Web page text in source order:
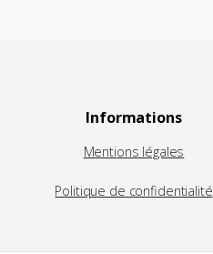
Informations
Mentions légales
Politique de confidentialité